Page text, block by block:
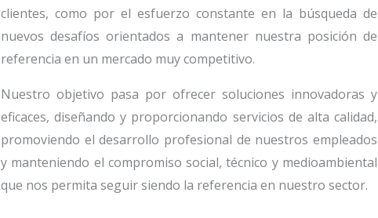
clientes, como por el esfuerzo constante en la búsqueda de
nuevos desafíos orientados a mantener nuestra posición de
referencia en un mercado muy competitivo.
Nuestro objetivo pasa por ofrecer soluciones innovadoras y
eficaces, diseñando y proporcionando servicios de alta calidad,
promoviendo el desarrollo profesional de nuestros empleados
y manteniendo el compromiso social, técnico y medioambiental
que nos permita seguir siendo la referencia en nuestro sector.